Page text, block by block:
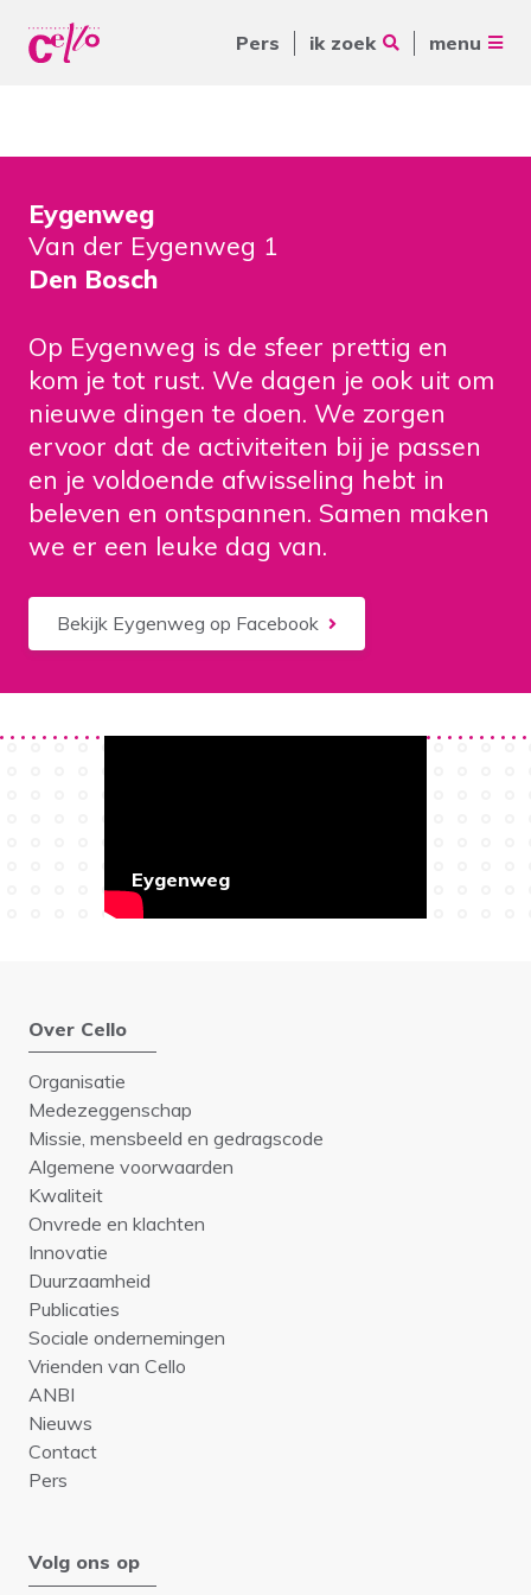
Pers ik zoek menu
Voor vrijwilligers
Voor verwijzers
werkenbijcello.nl
contact
Waar kunnen wij jou mee
helpen?
Veelgebruikte zoektermen
Woonvormen Zorgaanbod
Eygenweg
Van der Eygenweg 1
Den Bosch
Op Eygenweg is de sfeer prettig en
kom je tot rust. We dagen je ook uit om
nieuwe dingen te doen. We zorgen
ervoor dat de activiteiten bij je passen
en je voldoende afwisseling hebt in
beleven en ontspannen. Samen maken
we er een leuke dag van.
Bekijk Eygenweg op Facebook
Eygenweg
Over Cello
Organisatie
Medezeggenschap
Missie, mensbeeld en gedragscode
Algemene voorwaarden
Kwaliteit
Onvrede en klachten
Innovatie
Duurzaamheid
Publicaties
Sociale ondernemingen
Vrienden van Cello
ANBI
Nieuws
Contact
Pers
Volg ons op